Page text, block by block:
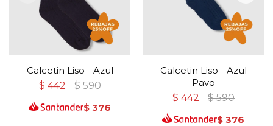
Calcetin Liso - Azul
$ 442 $ 590
$ 376
Calcetin Liso - Azul
Pavo
$ 442 $ 590
$ 376